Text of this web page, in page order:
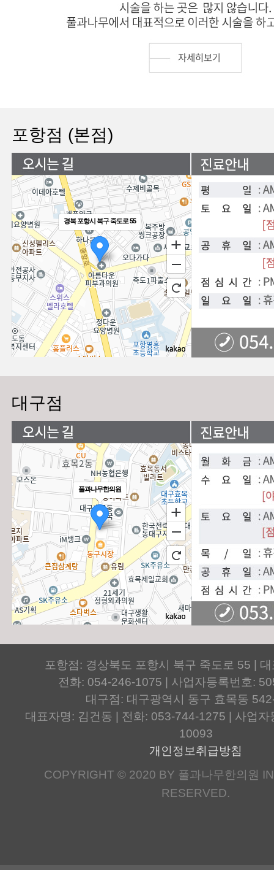
포항점 (본점)
경북 포항시 북구 죽도로 55
대구점
풀과나무한의원
포항점: 경상북도 포항시 북구 죽도로 55 |
전화: 054-246-1075 | 사업자등록번호:
대구점: 대구광역시 동구 효목동
대표자명: 김건동 | 전화: 053-744-1275 | 사업
10093
개인정보취급방침
COPYRIGHT © 2020 BY 풀과나무한의원
RESERVED.